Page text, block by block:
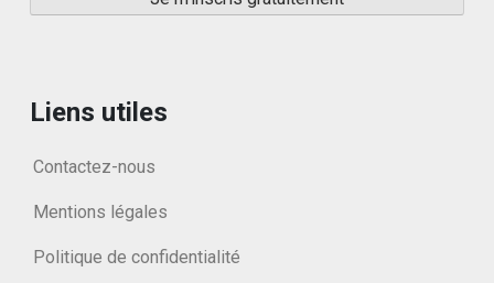
Liens utiles
Contactez-nous
Mentions légales
Politique de confidentialité